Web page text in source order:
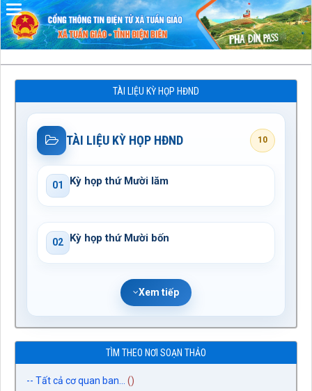
TÀI LIỆU KỲ HỌP HĐND
TÀI LIỆU KỲ HỌP HĐND 10
01 Kỳ họp thứ Mười lăm
02 Kỳ họp thứ Mười bốn
Xem tiếp
TÌM THEO NƠI SOẠN THẢO
-- Tất cả cơ quan ban...
()
Đã kết nối EMC